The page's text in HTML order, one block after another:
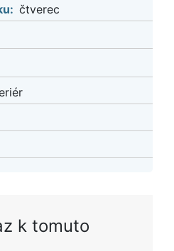
čtverec
k tomuto